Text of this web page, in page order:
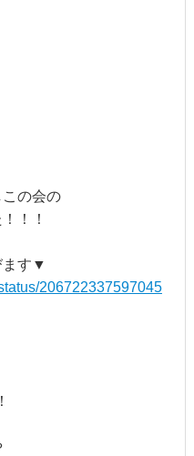
の会の
！！
ます▼
206722337597045